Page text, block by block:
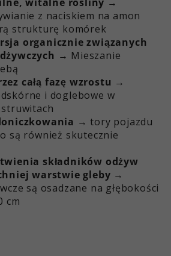
z naciskiem na amon
strukturę komórek
organicznie związanych
→ Mieszanie
całą fazę wzrostu →
i doglebowe w
→ tory pojazdu
są również skutecznie
składników odżyw
warstwie gleby →
są osadzane na głębokości
cm